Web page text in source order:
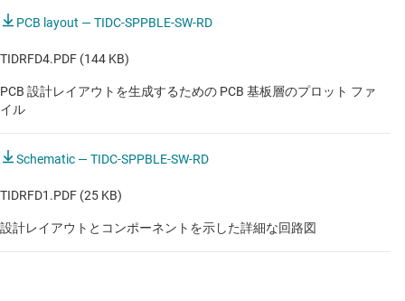
点滴用ポンプ
空気清浄機と加湿器
芝刈り機
PCB layout — TIDC-SPPBLE-SW-RD
TIDRFD4.PDF (144 KB)
PCB 設計レイアウトを生成するための PCB 基板層のプロット ファ
イル
Schematic — TIDC-SPPBLE-SW-RD
TIDRFD1.PDF (25 KB)
設計レイアウトとコンポーネントを示した詳細な回路図